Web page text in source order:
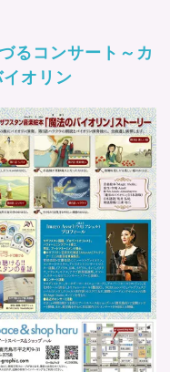
るコンサート～カ
魔法のバイオリン